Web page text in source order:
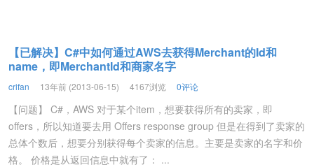
【已解决】C#中如何通过AWS去获得Merchant的Id和
name，即MerchantId和商家名字
crifan 13年前 (2013-06-15) 4167浏览 0评论
【问题】 C#，AWS 对于某个item，想要获得所有的卖家，即
offers，所以知道要去用 Offers response group 但是在得到了卖家的
总体个数后，想要分别获得每个卖家的信息。主要是卖家的名字和价
格。 价格是从返回信息中就有了： ...